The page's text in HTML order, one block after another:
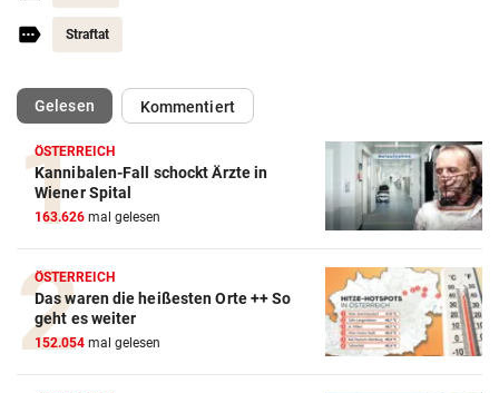
Straftat
Gelesen(ausgewählt)Kommentiert
ÖSTERREICH
Kannibalen-Fall schockt Ärzte in
Wiener Spital
163.626 mal gelesen
ÖSTERREICH
Das waren die heißesten Orte ++ So
geht es weiter
152.054 mal gelesen